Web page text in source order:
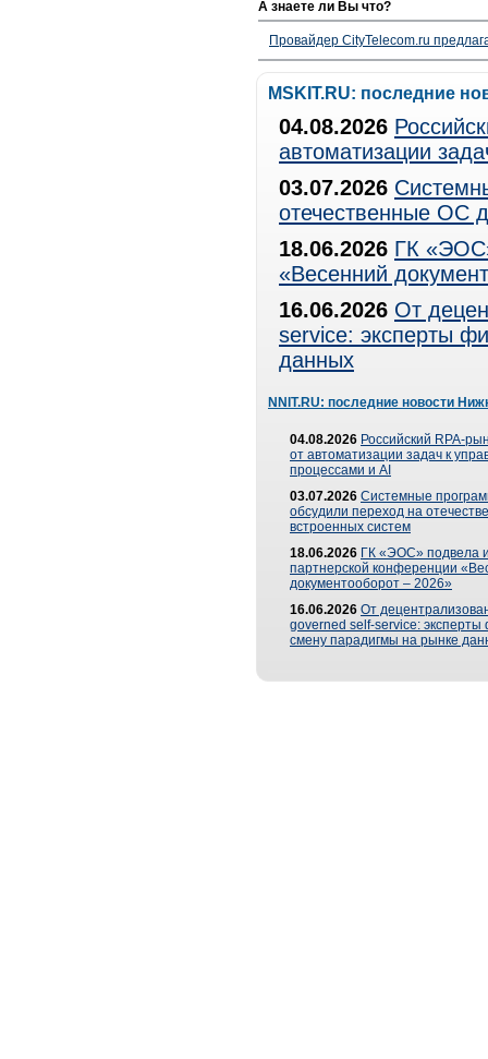
А знаете ли Вы что?
Провайдер CityTelecom.ru
MSKIT.RU: последние
04.08.2026
автоматизации
03.07.2026
отечественные ОС
18.06.2026 ГК
«Весенний
16.06.2026 От
service: эксперты
данных
NNIT.RU: последние новости
04.08.2026 Российский RPA-
от автоматизации задач к
процессами и AI
03.07.2026 Системные
обсудили переход на
встроенных систем
18.06.2026 ГК «ЭОС» подвела
партнерской конференции
документооборот – 2026»
16.06.2026 От
governed self-service: эксперты
смену парадигмы на рынке